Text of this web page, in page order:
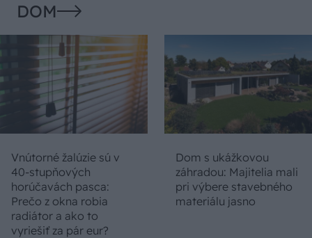
DOM
Vnútorné žalúzie sú v
40-stupňových
horúčavách pasca:
Prečo z okna robia
radiátor a ako to
vyriešiť za pár eur?
Dom s ukážkovou
záhradou: Majitelia mali
pri výbere stavebného
materiálu jasno